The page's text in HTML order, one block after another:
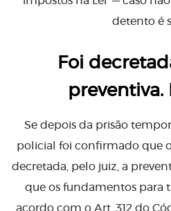
detento é
Foi
preventiva.
Se depois da prisão
policial foi confirmado que
decretada, pelo juiz, a
que os fundamentos para
acordo com o Art. 312 do